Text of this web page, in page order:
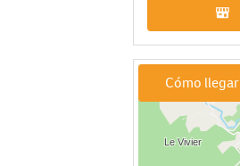
Cómo llegar